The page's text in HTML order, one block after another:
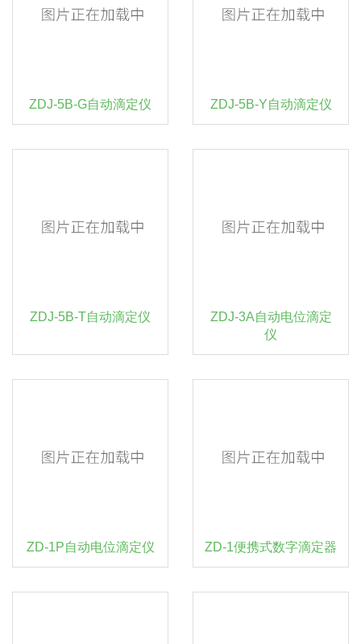
ZDJ-5B-G自动滴定仪 ZDJ-5B-Y自动滴定仪
ZDJ-5B-T自动滴定仪
ZDJ-3A自动电位滴定
仪
ZD-1P自动电位滴定仪 ZD-1便携式数字滴定器